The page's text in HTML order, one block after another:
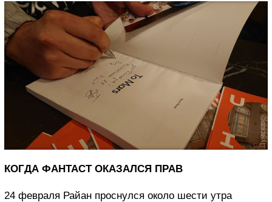
КОГДА ФАНТАСТ ОКАЗАЛСЯ ПРАВ
24 февраля Райан проснулся около шести утра